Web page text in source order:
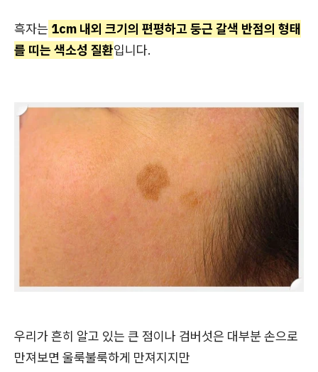
흑자는 1cm 내외 크기의 편평하고 둥근 갈색 반점의 형태
를 띠는 색소성 질환입니다.
우리가 흔히 알고 있는 큰 점이나 검버섯은 대부분 손으로
만져보면 울룩불룩하게 만져지지만